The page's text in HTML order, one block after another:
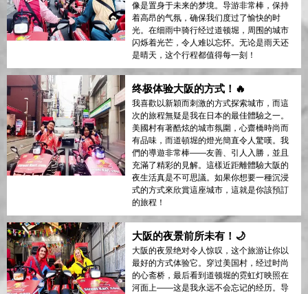
像是置身于未来的梦境。导游非常棒，保持
着高昂的气氛，确保我们度过了愉快的时
光。在细雨中骑行经过道顿堀，周围的城市
闪烁着光芒，令人难以忘怀。无论是雨天还
是晴天，这个行程都值得每一刻！
终极体验大阪的方式！🔥
我喜歡以新穎而刺激的方式探索城市，而這
次的旅程無疑是我在日本的最佳體驗之一。
美國村有著酷炫的城市氛圍，心齋橋時尚而
有品味，而道頓堀的燈光簡直令人驚嘆。我
們的導遊非常棒——友善、引人入勝，並且
充滿了精彩的見解。這樣近距離體驗大阪的
夜生活真是不可思議。如果你想要一種沉浸
式的方式來欣賞這座城市，這就是你該預訂
的旅程！
大阪的夜景前所未有！🌙
大阪的夜景绝对令人惊叹，这个旅游让你以
最好的方式体验它。穿过美国村，经过时尚
的心斋桥，最后看到道顿堀的霓虹灯映照在
河面上——这是我永远不会忘记的经历。导